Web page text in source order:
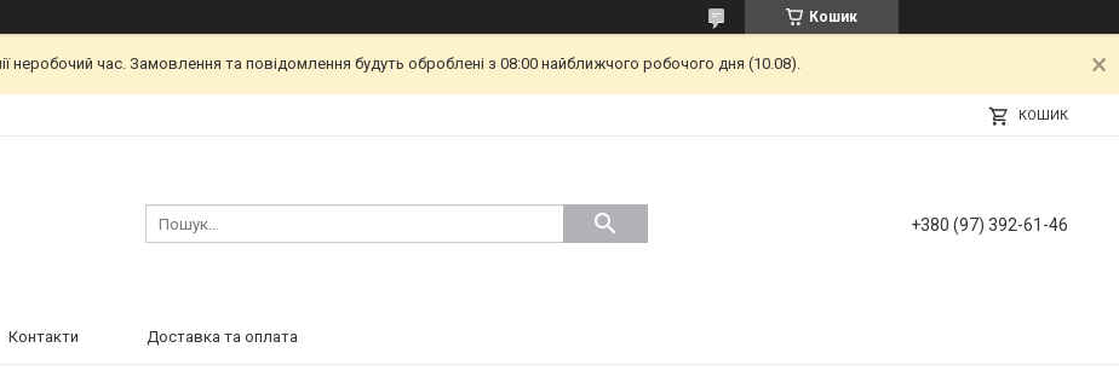
Кошик
неробочий час. Замовлення та повідомлення будуть оброблені з 08:00 найближчого робочого дня (10.08).
КОШИК
+380 (97) 392-61-46
Контакти Доставка та оплата